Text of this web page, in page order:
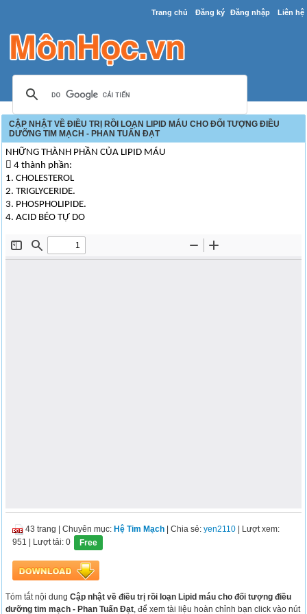
Trang chủ Đăng ký Đăng nhập Liên hệ
CẬP NHẬT VỀ ĐIỀU TRỊ RỒI LOẠN LIPID MÁU CHO ĐỐI TƯỢNG ĐIỀU
DƯỠNG TIM MẠCH - PHAN TUẤN ĐẠT
NHỮNG THÀNH PHẦN CỦA LIPID MÁU
 4 thành phần:
1. CHOLESTEROL
2. TRIGLYCERIDE.
3. PHOSPHOLIPIDE.
4. ACID BÉO TỰ DO
43 trang |Chuyên mục: Hệ Tim Mạch | Chia sẻ:yen2110 | Lượt xem:
951 | Lượt tải: 0 Free
Tóm tắt nội dungCập nhật về điều trị rồi loạn Lipid máu cho đối tượng điều
dưỡng tim mạch - Phan Tuấn Đạt, để xem tài liệu hoàn chỉnh bạn click vào nút